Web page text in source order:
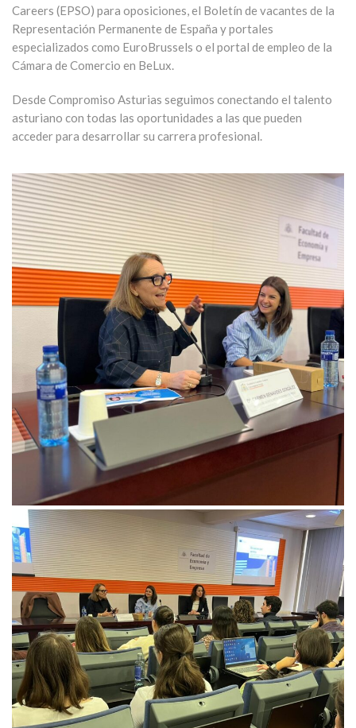
Careers (EPSO) para oposiciones, el Boletín de vacantes de la
Representación Permanente de España y portales
especializados como EuroBrussels o el portal de empleo de la
Cámara de Comercio en BeLux.
Desde Compromiso Asturias seguimos conectando el talento
asturiano con todas las oportunidades a las que pueden
acceder para desarrollar su carrera profesional.